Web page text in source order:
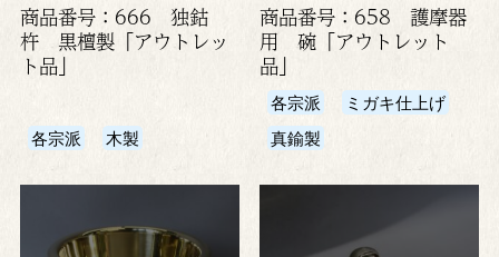
商品番号：666 独鈷
杵 黒檀製「アウトレッ
ト品」
各宗派 木製
商品番号：658 護摩器
用 碗「アウトレット
品」
各宗派
ミガキ仕上げ
真鍮製